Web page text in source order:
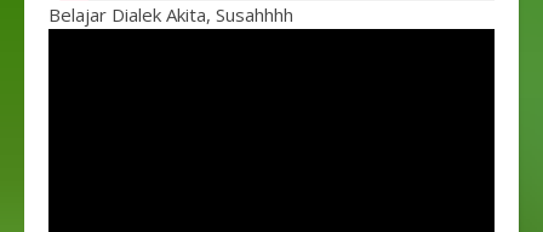
Belajar Dialek Akita, Susahhhh